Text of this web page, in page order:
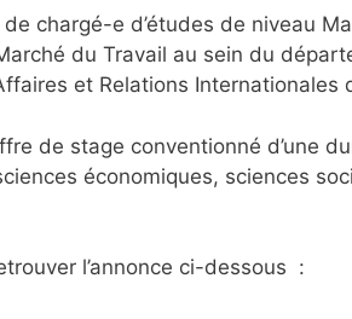
chargé-e d’études de niveau
du Travail au sein du
et Relations Internationales
de stage conventionné d’une
économiques, sciences
l’annonce ci-dessous :